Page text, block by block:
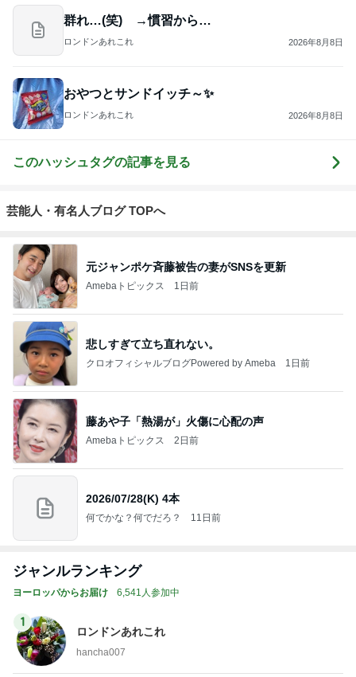
群れ…(笑) →慣習から…
ロンドンあれこれ 2026年8月8日
おやつとサンドイッチ～✨
ロンドンあれこれ 2026年8月8日
このハッシュタグの記事を見る
芸能人・有名人ブログ TOPへ
元ジャンポケ斉藤被告の妻がSNSを更新
Amebaトピックス 1日前
悲しすぎて立ち直れない。
クロオフィシャルブログPowered by Ameba 1日前
藤あや子「熱湯が」火傷に心配の声
Amebaトピックス 2日前
2026/07/28(K) 4本
何でかな？何でだろ？ 11日前
ジャンルランキング
ヨーロッパからお届け 6,541人参加中
1
ロンドンあれこれ
hancha007